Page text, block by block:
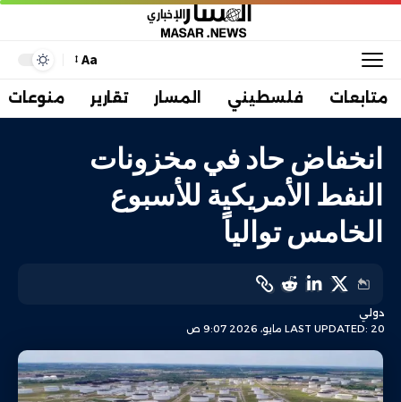
Aa
متابعات فلسطيني المسار تقارير منوعات
انخفاض حاد في مخزونات
النفط الأمريكية للأسبوع
الخامس توالياً
LAST UPDATED: 20 مايو، 2026 9:07 ص
دولي